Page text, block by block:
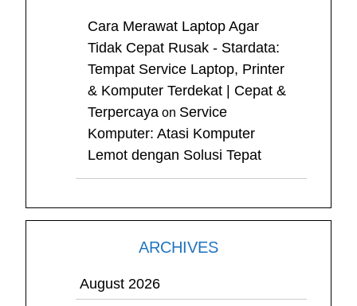
Cara Merawat Laptop Agar
Tidak Cepat Rusak - Stardata:
Tempat Service Laptop, Printer
& Komputer Terdekat | Cepat &
Terpercaya on Service
Komputer: Atasi Komputer
Lemot dengan Solusi Tepat
ARCHIVES
August 2026